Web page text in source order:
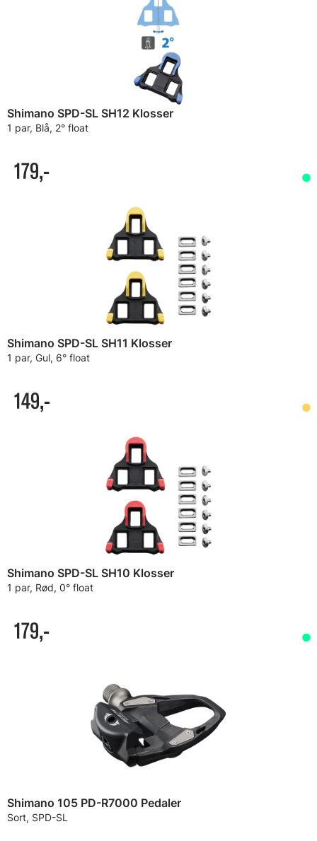
Shimano SPD-SL SH12 Klosser
1 par, Blå, 2° float
179,-
Shimano SPD-SL SH11 Klosser
1 par, Gul, 6° float
149,-
Shimano SPD-SL SH10 Klosser
1 par, Rød, 0° float
179,-
Shimano 105 PD-R7000 Pedaler
Sort, SPD-SL